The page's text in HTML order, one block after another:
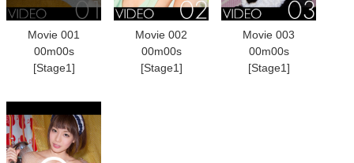
Movie 001
00m00s
[Stage1]
Movie 002
00m00s
[Stage1]
Movie 003
00m00s
[Stage1]